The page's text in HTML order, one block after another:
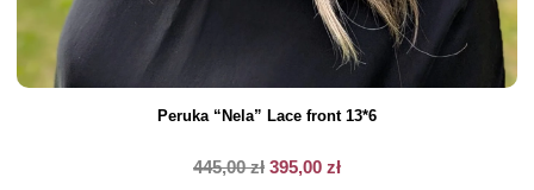
Peruka “Nela” Lace front 13*6
445,00zł 395,00 zł